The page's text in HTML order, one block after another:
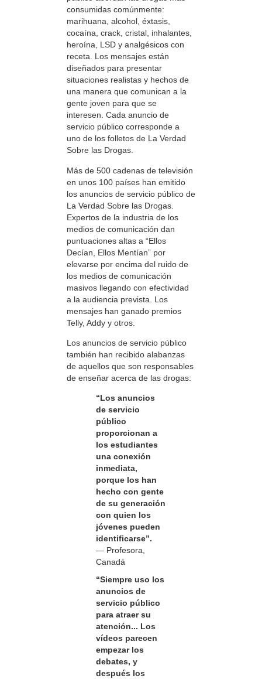
consumidas comúnmente:
marihuana, alcohol, éxtasis,
cocaína, crack, cristal, inhalantes,
heroína, LSD y analgésicos con
receta. Los mensajes están
diseñados para presentar
situaciones realistas y hechos de
una manera que comunican a la
gente joven para que se
interesen. Cada anuncio de
servicio público corresponde a
uno de los folletos de La Verdad
Sobre las Drogas.
Más de 500 cadenas de televisión
en unos 100 países han emitido
los anuncios de servicio público de
La Verdad Sobre las Drogas.
Expertos de la industria de los
medios de comunicación dan
puntuaciones altas a “Ellos
Decían, Ellos Mentían” por
elevarse por encima del ruido de
los medios de comunicación
masivos llegando con efectividad
a la audiencia prevista. Los
mensajes han ganado premios
Telly, Addy y otros.
Los anuncios de servicio público
también han recibido alabanzas
de aquellos que son responsables
de enseñar acerca de las drogas:
“Los anuncios
de servicio
público
proporcionan a
los estudiantes
una conexión
inmediata,
porque los han
hecho con gente
de su generación
con quien los
jóvenes pueden
identificarse”.
— Profesora,
Canadá
“Siempre uso los
anuncios de
servicio público
para atraer su
atención... Los
vídeos parecen
empezar los
debates, y
después los